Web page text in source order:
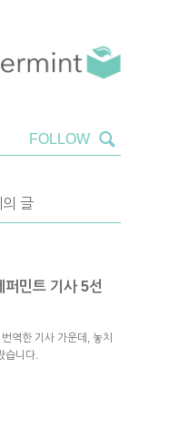
글
퍼민트 기사 5선
역한 기사 가운데, 놓치
습니다.